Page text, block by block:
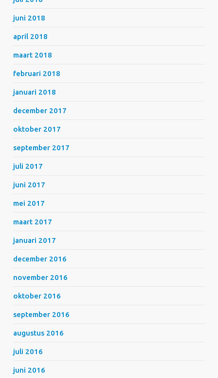
juni 2018
april 2018
maart 2018
februari 2018
januari 2018
december 2017
oktober 2017
september 2017
juli 2017
juni 2017
mei 2017
maart 2017
januari 2017
december 2016
november 2016
oktober 2016
september 2016
augustus 2016
juli 2016
juni 2016